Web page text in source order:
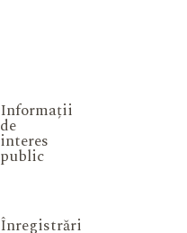
Informații
de
interes
public
Înregistrări